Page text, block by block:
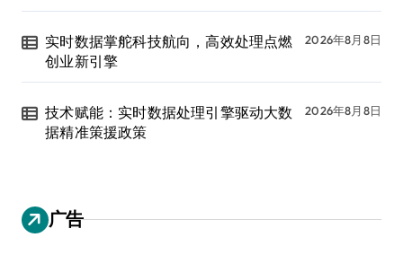
实时数据掌舵科技航向，高效处理点燃
创业新引擎
2026年8月8日
技术赋能：实时数据处理引擎驱动大数
据精准策援政策
2026年8月8日
广告